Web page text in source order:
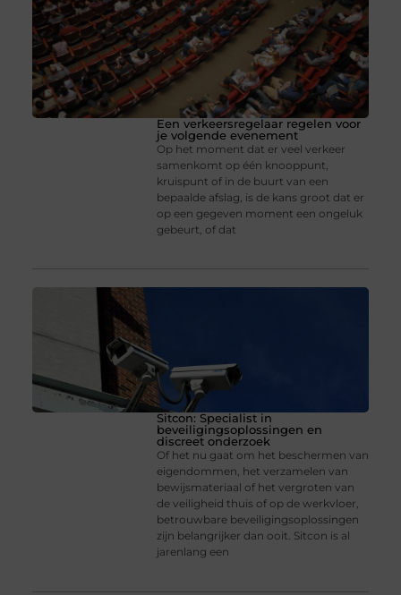
Een verkeersregelaar regelen voor
je volgende evenement
Op het moment dat er veel verkeer
samenkomt op één knooppunt,
kruispunt of in de buurt van een
bepaalde afslag, is de kans groot dat er
op een gegeven moment een ongeluk
gebeurt, of dat
Sitcon: Specialist in
beveiligingsoplossingen en
discreet onderzoek
Of het nu gaat om het beschermen van
eigendommen, het verzamelen van
bewijsmateriaal of het vergroten van
de veiligheid thuis of op de werkvloer,
betrouwbare beveiligingsoplossingen
zijn belangrijker dan ooit. Sitcon is al
jarenlang een